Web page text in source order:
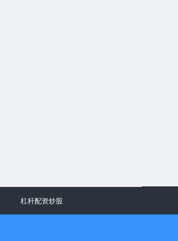
杠杆配资炒股